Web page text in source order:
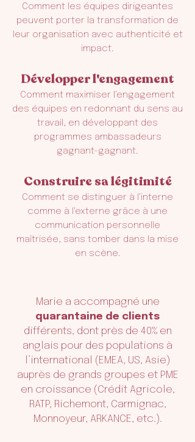
Comment les équipes dirigeantes
peuvent porter la transformation de
leur organisation avec authenticité et
impact.
Développer l'engagement
Comment maximiser l'engagement
des équipes en redonnant du sens au
travail, en développant des
programmes ambassadeurs
gagnant-gagnant.
Construire sa légitimité
Comment se distinguer à l'interne
comme à l'externe grâce à une
communication personnelle
maîtrisée, sans tomber dans la mise
en scène.
Marie a accompagné une
quarantaine de clients
différents, dont près de 40% en
anglais pour des populations à
l’international (EMEA, US, Asie)
auprès de grands groupes et PME
en croissance (Crédit Agricole,
RATP, Richemont, Carmignac,
Monnoyeur, ARKANCE, etc.).